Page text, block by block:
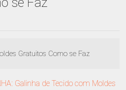
Gratuitos Como se Faz
Galinha de Tecido com Moldes